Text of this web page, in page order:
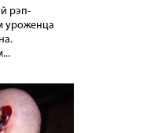
рэп-
уроженца